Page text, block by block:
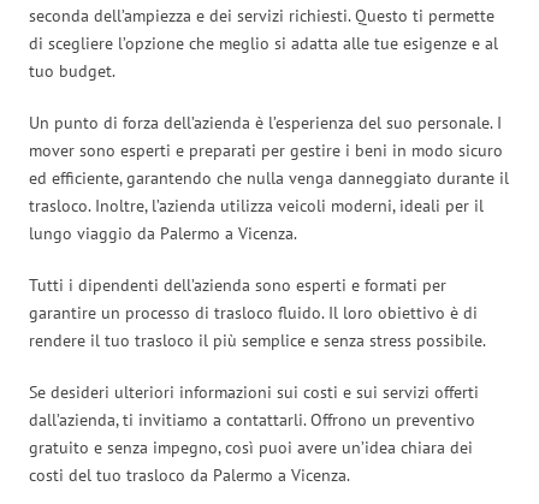
seconda dell’ampiezza e dei servizi richiesti. Questo ti permette
di scegliere l’opzione che meglio si adatta alle tue esigenze e al
tuo budget.
Un punto di forza dell’azienda è l’esperienza del suo personale. I
mover sono esperti e preparati per gestire i beni in modo sicuro
ed efficiente, garantendo che nulla venga danneggiato durante il
trasloco. Inoltre, l’azienda utilizza veicoli moderni, ideali per il
lungo viaggio da Palermo a Vicenza.
Tutti i dipendenti dell’azienda sono esperti e formati per
garantire un processo di trasloco fluido. Il loro obiettivo è di
rendere il tuo trasloco il più semplice e senza stress possibile.
Se desideri ulteriori informazioni sui costi e sui servizi offerti
dall’azienda, ti invitiamo a contattarli. Offrono un preventivo
gratuito e senza impegno, così puoi avere un’idea chiara dei
costi del tuo trasloco da Palermo a Vicenza.